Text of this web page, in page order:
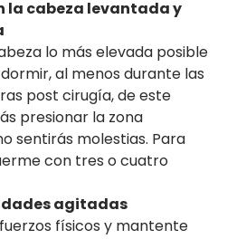
la cabeza levantada y
lo más elevada posible
al menos durante las
post cirugía, de este
presionar la zona
sentirás molestias. Para
con tres o cuatro
agitadas
físicos y mantente